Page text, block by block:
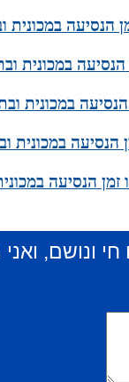
במכונית
במכונית
במכונית
הנסיעה במכונית
הנסיעה
ונושם,